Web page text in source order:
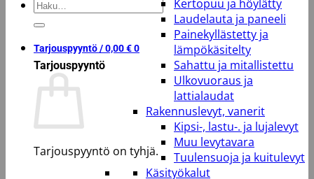
Etsi:
Tarjouspyyntö /0,00€0
Tarjouspyyntö
Tarjouspyyntö on tyhjä.
Kertopuu ja höylätty
Laudelauta ja paneeli
Painekyllästetty ja
lämpökäsitelty
Sahattu ja mitallistettu
Ulkovuoraus ja
lattialaudat
Rakennuslevyt, vanerit
Kipsi-, lastu-. ja lujalevyt
Muu levytavara
Tuulensuoja ja kuitulevyt
Käsityökalut